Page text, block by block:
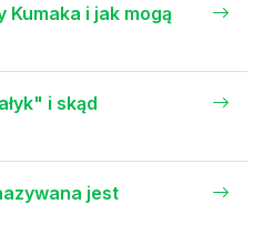
Kumaka i jak mogą
i skąd
jest